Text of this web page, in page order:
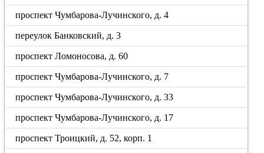
проспект Чумбарова-Лучинского, д. 4
переулок Банковский, д. 3
проспект Ломоносова, д. 60
проспект Чумбарова-Лучинского, д. 7
проспект Чумбарова-Лучинского, д. 33
проспект Чумбарова-Лучинского, д. 17
проспект Троицкий, д. 52, корп. 1